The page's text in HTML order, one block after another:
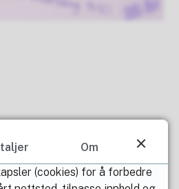
Om
(cookies) for å forbedre